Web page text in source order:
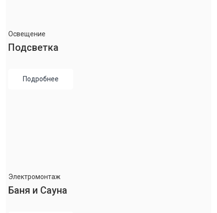
Освещение
Подсветка
Подробнее
Электромонтаж
Баня и Сауна